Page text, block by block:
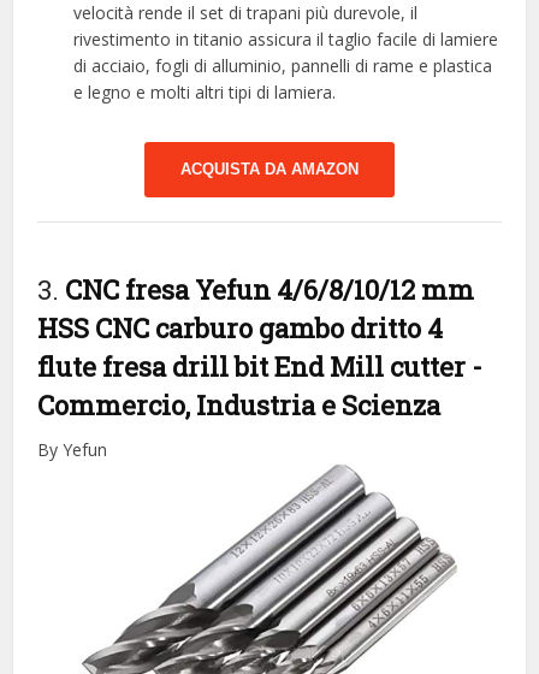
velocità rende il set di trapani più durevole, il
rivestimento in titanio assicura il taglio facile di lamiere
di acciaio, fogli di alluminio, pannelli di rame e plastica
e legno e molti altri tipi di lamiera.
ACQUISTA DA AMAZON
3. CNC fresa Yefun 4/6/8/10/12 mm
HSS CNC carburo gambo dritto 4
flute fresa drill bit End Mill cutter -
Commercio, Industria e Scienza
By Yefun